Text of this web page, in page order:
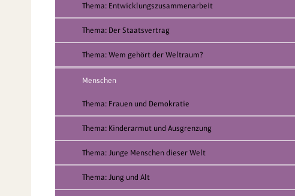
Thema: Entwicklungszusammenarbeit
Thema: Der Staatsvertrag
Thema: Wem gehört der Weltraum?
Menschen
Thema: Frauen und Demokratie
Thema: Kinderarmut und Ausgrenzung
Thema: Junge Menschen dieser Welt
Thema: Jung und Alt